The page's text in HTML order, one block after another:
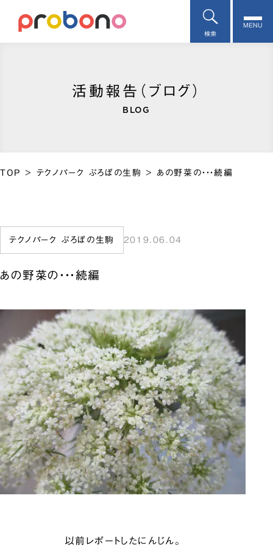
検索
MENU
活動報告（ブログ）
BLOG
TOP > テクノパーク ぷろぼの生駒 > あの野菜の・・・続編
テクノパーク ぷろぼの生駒 2019.06.04
あの野菜の・・・続編
以前レポートしたにんじん。